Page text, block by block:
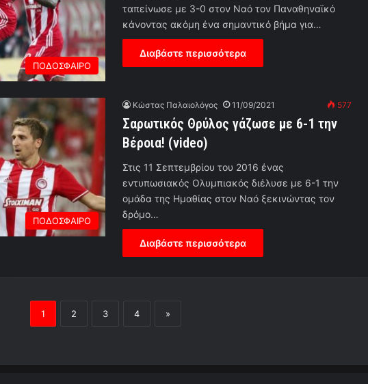
ΠΟΔΟΣΦΑΙΡΟ
ταπείνωσε με 3-0 στον Ναό τον Παναθηναϊκό
κάνοντας ακόμη ένα σημαντικό βήμα για…
Διαβάστε περισσότερα
ΠΟΔΟΣΦΑΙΡΟ
Κώστας Παλαιολόγος 11/09/2021 577
Σαρωτικός Θρύλος γάζωσε με 6-1 την
Βέροια! (video)
Στις 11 Σεπτεμβρίου του 2016 ένας
εντυπωσιακός Ολυμπιακός διέλυσε με 6-1 την
ομάδα της Ημαθίας στον Ναό ξεκινώντας τον
δρόμο…
Διαβάστε περισσότερα
1 2 3 4 »